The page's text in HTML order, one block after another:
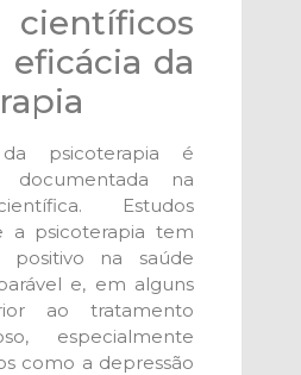
científicos
eficácia da
psicoterapia é
documentada na
Estudos
a psicoterapia tem
positivo na saúde
e, em alguns
ao tratamento
especialmente
como a depressão